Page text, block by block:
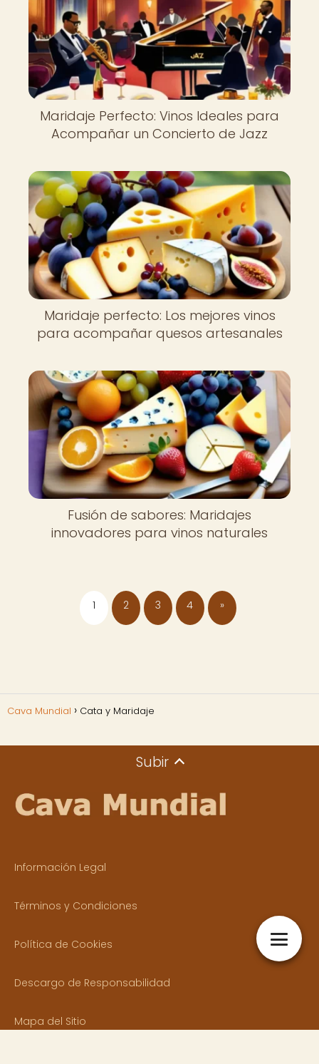
Maridaje Perfecto: Vinos Ideales para
Acompañar un Concierto de Jazz
Maridaje perfecto: Los mejores vinos
para acompañar quesos artesanales
Fusión de sabores: Maridajes
innovadores para vinos naturales
1 2 3 4 »
Cava Mundial Cata y Maridaje
Subir
Información Legal
Términos y Condiciones
Política de Cookies
Descargo de Responsabilidad
Mapa del Sitio